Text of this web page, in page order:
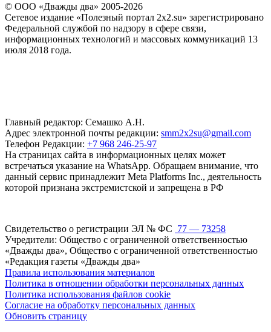
© ООО «Дважды два» 2005-2026
Сетевое издание «Полезный портал 2x2.su» зарегистрировано
Федеральной службой по надзору в сфере связи,
информационных технологий и массовых коммуникаций 13
июля 2018 года.
Главный редактор: Семашко А.Н.
Адрес электронной почты редакции: smm2x2su@gmail.com
Телефон Редакции: +7 968 246-25-97
На страницах сайта в информационных целях может
встречаться указание на WhatsApp. Обращаем внимание, что
данный сервис принадлежит Meta Platforms Inc., деятельность
которой признана экстремистской и запрещена в РФ
Свидетельство о регистрации ЭЛ № ФС 77 — 73258
Учредители: Общество с ограниченной ответственностью
«Дважды два», Общество с ограниченной ответственностью
«Редакция газеты «Дважды два»
Правила использования материалов
Политика в отношении обработки персональных данных
Политика использования файлов cookie
Согласие на обработку персональных данных
Обновить страницу